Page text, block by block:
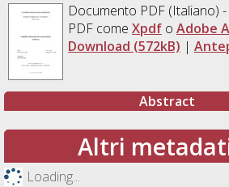
Documento PDF(Italiano) -
PDF come Xpdfo Adobe
Download (572kB) |
Abstract
Altri
Loading...